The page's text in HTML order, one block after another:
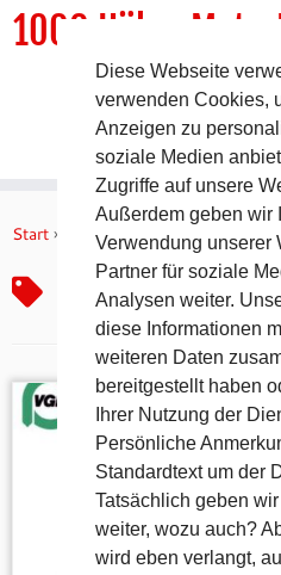
Inhalt
1000
DER
Start » Poppberg
Poppberg
Diese Webseite
verwenden Cookies,
Anzeigen zu
soziale Medien
Zugriffe auf unsere
Außerdem geben wir
Verwendung unserer
Partner für soziale
Analysen weiter.
diese Informationen
weiteren Daten
bereitgestellt haben
Ihrer Nutzung der
Persönliche
Standardtext um der
Tatsächlich geben
weiter, wozu auch?
wird eben verlangt,